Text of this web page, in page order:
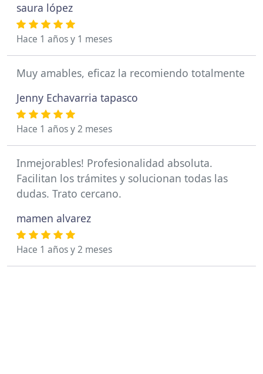
saura lópez
Hace 1 años y 1 meses
Muy amables, eficaz la recomiendo totalmente
Jenny Echavarria tapasco
Hace 1 años y 2 meses
Inmejorables! Profesionalidad absoluta.
Facilitan los trámites y solucionan todas las
dudas. Trato cercano.
mamen alvarez
Hace 1 años y 2 meses